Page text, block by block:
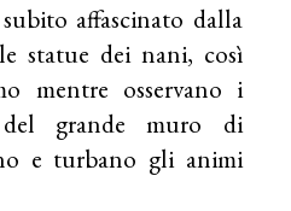
affascinato dalla
statue dei nani, così
mentre osservano i
del grande muro di
e turbano gli animi